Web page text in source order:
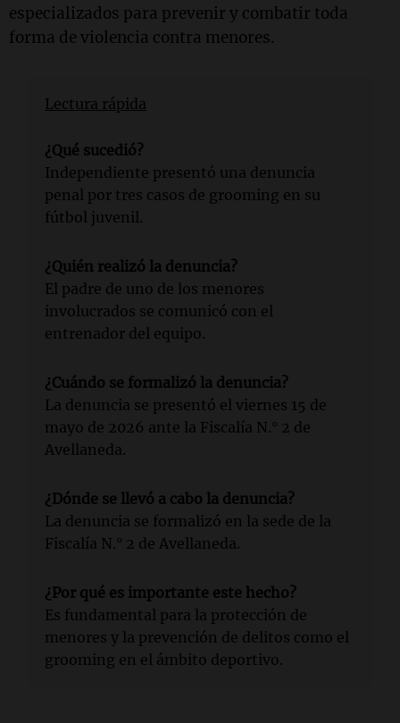
especializados para prevenir y combatir toda
forma de violencia contra menores.
Lectura rápida
¿Qué sucedió?
Independiente presentó una denuncia
penal por tres casos de grooming en su
fútbol juvenil.
¿Quién realizó la denuncia?
El padre de uno de los menores
involucrados se comunicó con el
entrenador del equipo.
¿Cuándo se formalizó la denuncia?
La denuncia se presentó el viernes 15 de
mayo de 2026 ante la Fiscalía N.° 2 de
Avellaneda.
¿Dónde se llevó a cabo la denuncia?
La denuncia se formalizó en la sede de la
Fiscalía N.° 2 de Avellaneda.
¿Por qué es importante este hecho?
Es fundamental para la protección de
menores y la prevención de delitos como el
grooming en el ámbito deportivo.